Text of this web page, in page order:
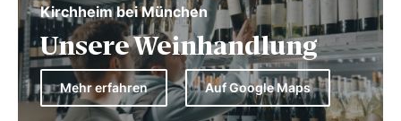
Kirchheim bei München
Unsere Weinhandlung
Mehr erfahren Auf Google Maps